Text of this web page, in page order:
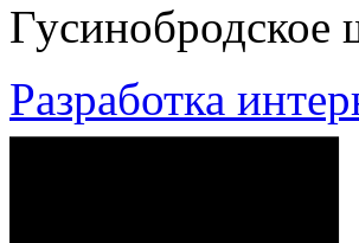
Гусинобродское
Разработка